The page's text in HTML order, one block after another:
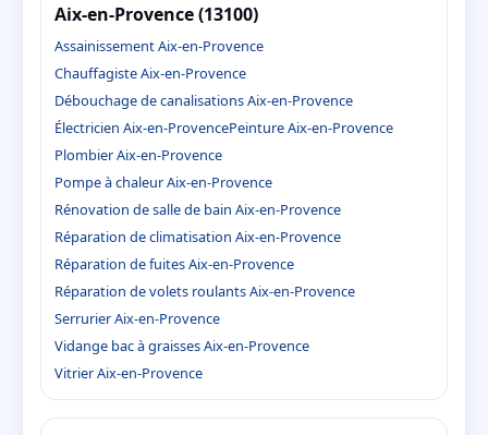
Aix-en-Provence (13100)
Assainissement Aix-en-Provence
Chauffagiste Aix-en-Provence
Débouchage de canalisations Aix-en-Provence
Électricien Aix-en-ProvencePeinture Aix-en-Provence
Plombier Aix-en-Provence
Pompe à chaleur Aix-en-Provence
Rénovation de salle de bain Aix-en-Provence
Réparation de climatisation Aix-en-Provence
Réparation de fuites Aix-en-Provence
Réparation de volets roulants Aix-en-Provence
Serrurier Aix-en-Provence
Vidange bac à graisses Aix-en-Provence
Vitrier Aix-en-Provence